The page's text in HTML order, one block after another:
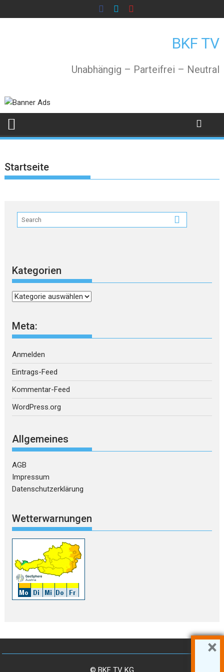
to
BKF TV
Unabhängig – Parteifrei – Neutral
Startseite
Kategorien
Kategorien
Meta:
Anmelden
Eintrags-Feed
Kommentar-Feed
WordPress.org
Allgemeines
AGB
Impressum
Datenschutzerklärung
Wetterwarnungen
© BKF TV KG
×